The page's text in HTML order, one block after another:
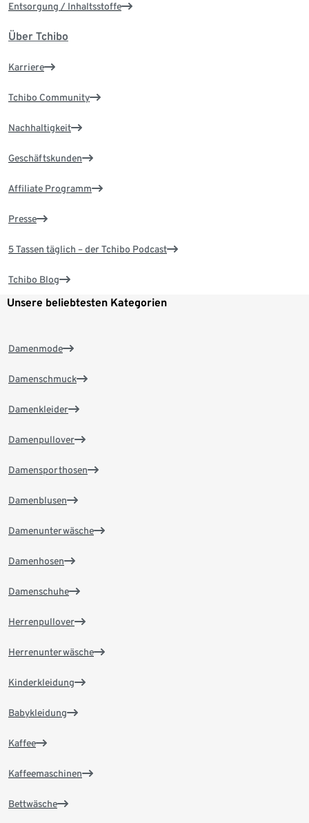
Entsorgung / Inhaltsstoffe
Über Tchibo
Karriere
Tchibo Community
Nachhaltigkeit
Geschäftskunden
Affiliate Programm
Presse
5 Tassen täglich – der Tchibo Podcast
Tchibo Blog
Unsere beliebtesten Kategorien
Damenmode
Damenschmuck
Damenkleider
Damenpullover
Damensporthosen
Damenblusen
Damenunterwäsche
Damenhosen
Damenschuhe
Herrenpullover
Herrenunterwäsche
Kinderkleidung
Babykleidung
Kaffee
Kaffeemaschinen
Bettwäsche